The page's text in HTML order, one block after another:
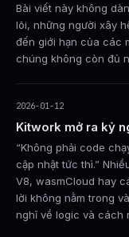
Bài viết này không
lõi, những người xây
đến giới hạn của các
chúng không còn đủ
2026-01-12
Kitwork mở ra kỷ
“Không phải code
cập nhật tức thì.”
V8, wasmCloud hay
lời không nằm trong
nghĩ về logic và cách